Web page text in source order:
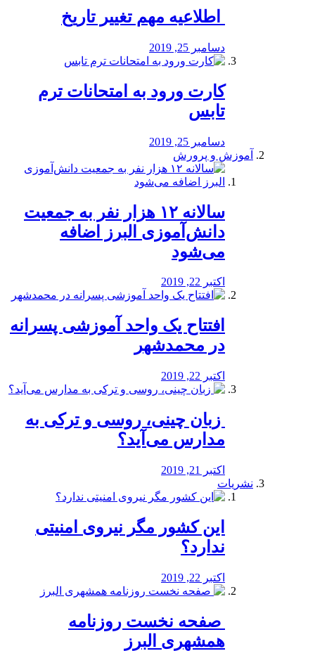
️ اطلاعیه مهم تغییر تاریخ
دسامبر 25, 2019
کارت ورود به امتحانات ترم
تابس
دسامبر 25, 2019
آموزش و پرورش
️سالانه ۱۲ هزار نفر به جمعیت
دانش‌آموزی البرز اضافه
می‌شود
اکتبر 22, 2019
افتتاح یک واحد آموزشی پسرانه
در محمدشهر
اکتبر 22, 2019
️ زبان چینی، روسی و ترکی به
مدارس می‌آید؟
اکتبر 21, 2019
نشریات
این کشور مگر نیروی امنیتی
ندارد؟
اکتبر 22, 2019
️ صفحه نخست روزنامه‌
همشهری البرز